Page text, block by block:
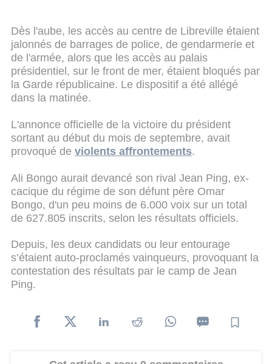
Dès l'aube, les accès au centre de Libreville étaient
jalonnés de barrages de police, de gendarmerie et
de l'armée, alors que les accès au palais
présidentiel, sur le front de mer, étaient bloqués par
la Garde républicaine. Le dispositif a été allégé
dans la matinée.
L'annonce officielle de la victoire du président
sortant au début du mois de septembre, avait
provoqué de violents affrontements.
Ali Bongo aurait devancé son rival Jean Ping, ex-
cacique du régime de son défunt père Omar
Bongo, d'un peu moins de 6.000 voix sur un total
de 627.805 inscrits, selon les résultats officiels.
Depuis, les deux candidats ou leur entourage
s’étaient auto-proclamés vainqueurs, provoquant la
contestation des résultats par le camp de Jean
Ping.